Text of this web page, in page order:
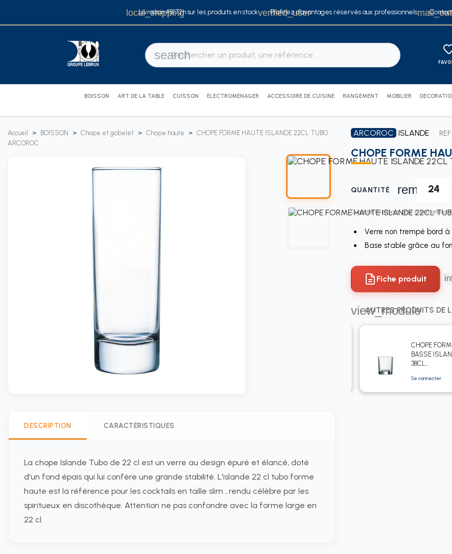
local_shipping
Livraison 48/72h sur les produits en stockverified_user
Profitez d'avantages réservés aux professionnels
search
BOISSON ART DE LA TABLE CUISSON ELECTROMENAGER ACCESSOIRE DE CUISINE RANGEMENT MOBILIER
Accueil BOISSON Chope et gobelet Chope haute
CHOPE FORME HAUTE ISLANDE 22CL TUBO
ARCOROC
ARCOROC ISLANDE
CHOPE FORME
QUANTITÉ remove
Quantité minimale pour commander
Verre non trempé bord
Base stable grâce au
Fiche produit
view_module
AUTRES PRODUITS DE
CHOPE
BASSE
38CL
Se connecter
DESCRIPTION CARACTÉRISTIQUES
La chope Islande Tubo de 22 cl est un verre au design épuré et élancé, doté
d'un fond épais qui lui confère une grande stabilité. L'islande 22 cl tubo forme
haute est la référence pour les cocktails en taille slim , rendu célèbre par les
spiritueux en discothèque. Attention ne pas confondre avec la forme large en
22 cl.